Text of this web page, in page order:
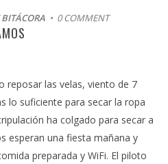
• 0 COMMENT
reposar las velas, viento de 7
lo suficiente para secar la ropa
ha colgado para secar a
esperan una fiesta mañana y
preparada y WiFi. El piloto